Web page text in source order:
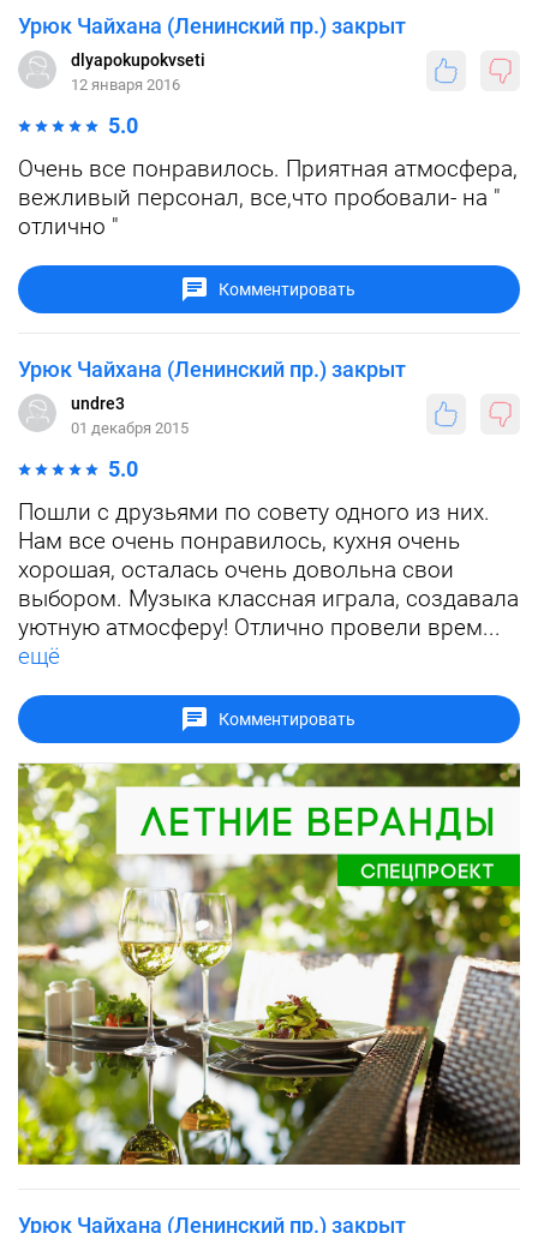
Урюк Чайхана (Ленинский пр.) закрыт
dlyapokupokvseti
12 января 2016
5.0
Очень все понравилось. Приятная атмосфера,
вежливый персонал, все,что пробовали- на "
отлично "
Комментировать
Урюк Чайхана (Ленинский пр.) закрыт
undre3
01 декабря 2015
5.0
Пошли с друзьями по совету одного из них.
Нам все очень понравилось, кухня очень
хорошая, осталась очень довольна свои
выбором. Музыка классная играла, создавала
уютную атмосферу! Отлично провели врем...
ещё
Комментировать
Урюк Чайхана (Ленинский пр.) закрыт